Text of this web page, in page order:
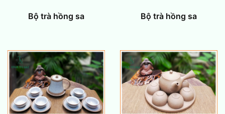
Bộ trà hồng sa Bộ trà hồng sa